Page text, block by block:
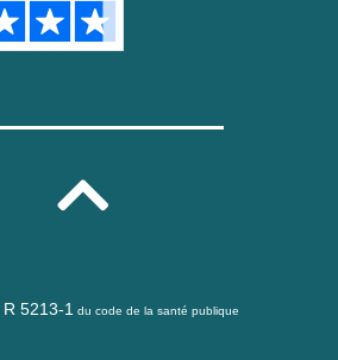
R 5213-1 du code de la santé publique